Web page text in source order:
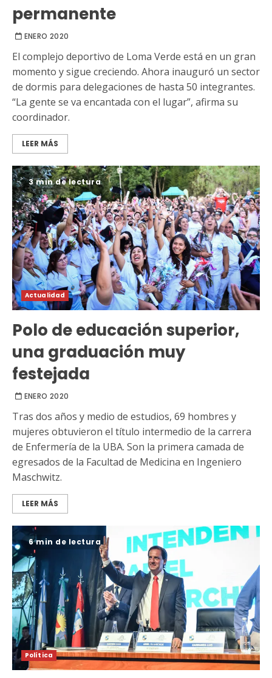
permanente
ENERO 2020
El complejo deportivo de Loma Verde está en un gran
momento y sigue creciendo. Ahora inauguró un sector
de dormis para delegaciones de hasta 50 integrantes.
“La gente se va encantada con el lugar”, afirma su
coordinador.
LEER MÁS
3 min de lectura
Actualidad
Polo de educación superior,
una graduación muy
festejada
ENERO 2020
Tras dos años y medio de estudios, 69 hombres y
mujeres obtuvieron el título intermedio de la carrera
de Enfermería de la UBA. Son la primera camada de
egresados de la Facultad de Medicina en Ingeniero
Maschwitz.
LEER MÁS
6 min de lectura
Política